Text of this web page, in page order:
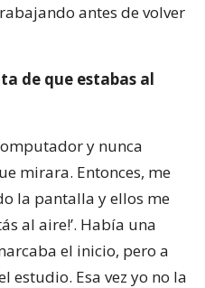
antes de volver
de que estabas al
y nunca
mirara. Entonces, me
la pantalla y ellos me
al aire!’. Había una
el inicio, pero a
estudio. Esa vez yo no la